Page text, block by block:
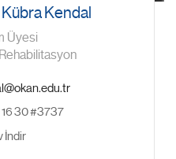
Kendal
Üyesi
30 #3737
İndir